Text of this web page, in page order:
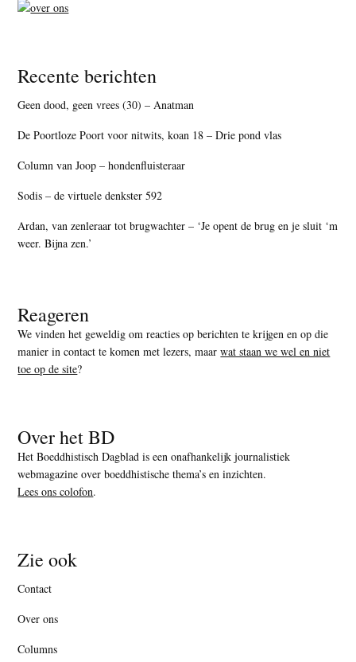
Recente berichten
Geen dood, geen vrees (30) – Anatman
De Poortloze Poort voor nitwits, koan 18 – Drie pond vlas
Column van Joop – hondenfluisteraar
Sodis – de virtuele denkster 592
Ardan, van zenleraar tot brugwachter – ‘Je opent de brug en je sluit ‘m
weer. Bijna zen.’
Reageren
We vinden het geweldig om reacties op berichten te krijgen en op die
manier in contact te komen met lezers, maarwat staan we wel en niet
toe op de site?
Over het BD
Het Boeddhistisch Dagblad is een onafhankelijk journalistiek
webmagazine over boeddhistische thema’s en inzichten.
Lees ons colofon.
Zie ook
Contact
Over ons
Columns